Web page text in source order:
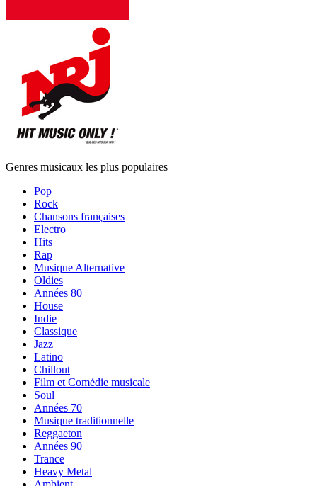
Genres musicaux les plus populaires
Pop
Rock
Chansons françaises
Electro
Hits
Rap
Musique Alternative
Oldies
Années 80
House
Indie
Classique
Jazz
Latino
Chillout
Film et Comédie musicale
Soul
Années 70
Musique traditionnelle
Reggaeton
Années 90
Trance
Heavy Metal